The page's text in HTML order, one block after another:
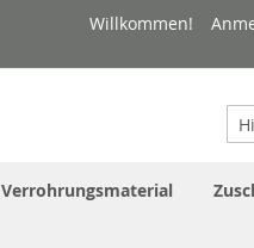
Willkommen!
Verrohrungsmaterial